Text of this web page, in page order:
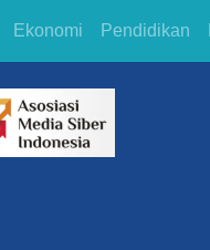
Ekonomi Pendidikan